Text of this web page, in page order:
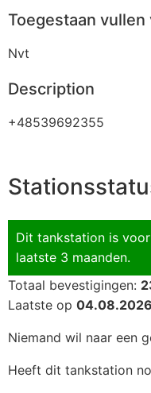
Toegestaan vullen
Nvt
Description
+48539692355
Dit tankstation is
laatste 3 maanden.
Totaal bevestigingen:
Laatste op 04.08.2026
Niemand wil naar een
Heeft dit tankstation